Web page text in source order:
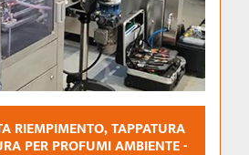
RIEMPIMENTO, TAPPATURA
PER PROFUMI AMBIENTE -